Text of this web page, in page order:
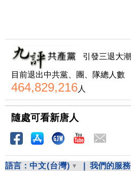
引發三退大潮
目前退出中共黨、團、隊總人數
464,829,216人
隨處可看新唐人
語言： 中文(台灣) 我們的服務